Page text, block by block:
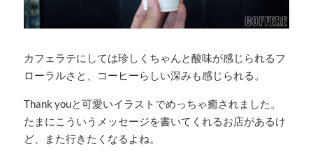
カフェラテにしては珍しくちゃんと酸味が感じられるフ
ローラルさと、コーヒーらしい深みも感じられる。
Thank youと可愛いイラストでめっちゃ癒されました。
たまにこういうメッセージを書いてくれるお店があるけ
ど、また行きたくなるよね。